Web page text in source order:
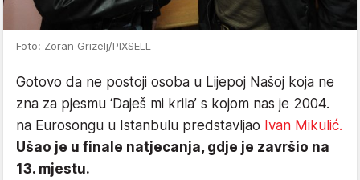
Foto: Zoran Grizelj/PIXSELL
Gotovo da ne postoji osoba u Lijepoj Našoj koja ne
zna za pjesmu ‘Daješ mi krila’ s kojom nas je 2004.
na Eurosongu u Istanbulu predstavljao Ivan Mikulić.
Ušao je u finale natjecanja, gdje je završio na
13. mjestu.